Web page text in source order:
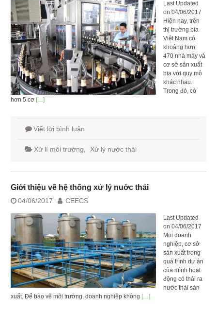
Last Updated
on 04/06/2017
Hiện nay, trên
thị trường bia
Việt Nam có
khoảng hơn
470 nhà máy và
cơ sở sản xuất
bia với quy mô
khác nhau.
Trong đó, có
hơn 5 cơ […]
Viết lời bình luận
Xử lí môi trường Xử lý nước thải
Giới thiệu về hệ thống xử lý nuớc thải
04/06/2017 CEECS
Last Updated
on 04/06/2017
Mọi doanh
nghiệp, cơ sở
sản xuất trong
quá trình dự án
của mình hoạt
động có thải ra
nước thải sản
xuất. Để bảo vệ môi trường, doanh nghiệp không […]